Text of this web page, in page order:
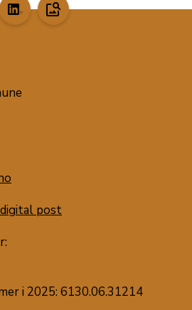
image_search
post
i 2025: 6130.06.31214